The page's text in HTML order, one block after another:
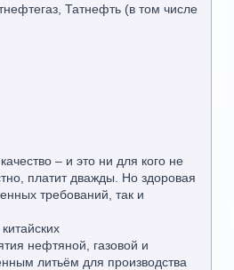
Татнефть (в том числе
– и это ни для кого не
платит дважды. Но здоровая
требований, так и
нефтяной, газовой и
литьём для производства